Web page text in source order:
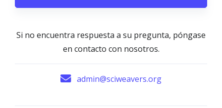
Si no encuentra respuesta a su pregunta, póngase
en contacto con nosotros.
admin@sciweavers.org